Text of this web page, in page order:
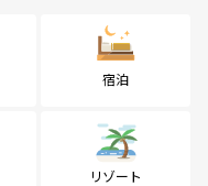
宿泊
リゾート